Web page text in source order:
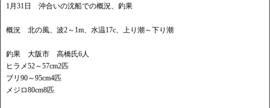
1月31日 沖合いの沈船での概況、釣果
概況 北の風、波2～1m、水温17c、上り潮～下り潮
釣果 大阪市 高橋氏6人
ヒラメ52～57cm2匹
ブリ90～95cm4匹
メジロ80cm8匹